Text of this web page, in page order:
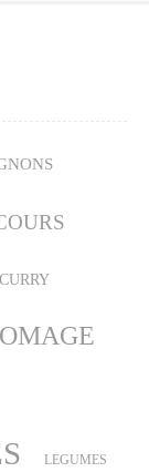
CURRY
LEGUMES